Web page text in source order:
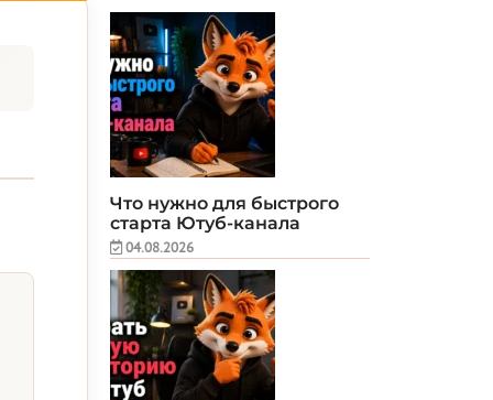
Что нужно для быстрого
старта Ютуб-канала
04.08.2026